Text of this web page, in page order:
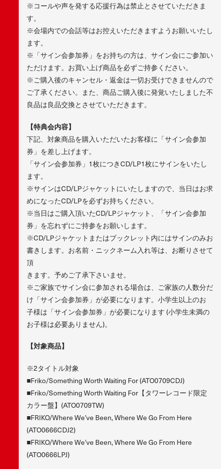
※コールや声を発する応援行為は禁止とさせていただきま
す。
※会場内での会話等はお控えいただきますようお願いいたし
ます。
※「サイン会参加券」をお持ちの方は、サイン会にご参加い
ただけます。お買い上げ商品を必ずご持参ください。
※ご購入後のキャンセル・返金は一切お受けできませんので
ご了承ください。また、商品ご購入後に発覚いたしました不
良品は良品交換とさせていただきます。
【特典会内容】
下記、対象商品を購入いただいたお客様に「サイン会参加
券」を差し上げます。
「サイン会参加券」1枚につきCD/LP1枚にサインをいたし
ます。
※サインはCD/LPジャケットにいたしますので、当日はお求
めになったCD/LPを必ずお持ちください。
※当日はご購入頂いたCD/LPジャケット、「サイン会参加
券」を忘れずにご持参をお願いします。
※CD/LPジャケットまたはブックレット内にはサインのみお
書きします。お名前・ニックネーム入れ等は、お断りさせて
頂
きます。予めご了承下さいませ。
※ご家族でサイン会に参加される場合は、ご家族の人数分だ
け「サイン会参加券」が必要になります。小学生以上のお
子様は「サイン会参加券」が必要になります (小学生未満の
お子様は必要ありません)。
【対象商品】
※2タイトル対象
■Friko/Something Worth Waiting For (ATO0709CDJ)
■Friko/Something Worth Waiting For【タワーレコード限定
カラー盤】(ATO0709TW)
■FRIKO/Where We’ve Been, Where We Go From Here
(ATO0666CDJ2)
■FRIKO/Where We’ve Been, Where We Go From Here
(ATO0666LPJ)